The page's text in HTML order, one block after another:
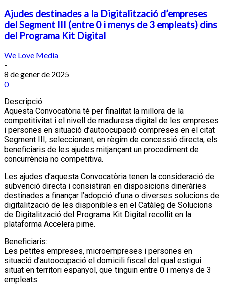
Ajudes destinades a la Digitalització d’empreses
del Segment III (entre 0 i menys de 3 empleats) dins
del Programa Kit Digital
We Love Media
-
8 de gener de 2025
0
Descripció:
Aquesta Convocatòria té per finalitat la millora de la
competitivitat i el nivell de maduresa digital de les empreses
i persones en situació d’autoocupació compreses en el citat
Segment III, seleccionant, en règim de concessió directa, els
beneficiaris de les ajudes mitjançant un procediment de
concurrència no competitiva.
Les ajudes d’aquesta Convocatòria tenen la consideració de
subvenció directa i consistiran en disposicions dineràries
destinades a finançar l’adopció d’una o diverses solucions de
digitalització de les disponibles en el Catàleg de Solucions
de Digitalització del Programa Kit Digital recollit en la
plataforma Accelera pime.
Beneficiaris:
Les petites empreses, microempreses i persones en
situació d’autoocupació el domicili fiscal del qual estigui
situat en territori espanyol, que tinguin entre 0 i menys de 3
empleats.